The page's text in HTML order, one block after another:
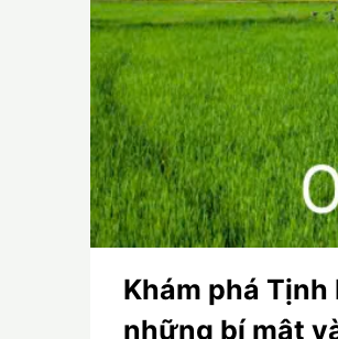
Khám phá Tịnh
những bí mật